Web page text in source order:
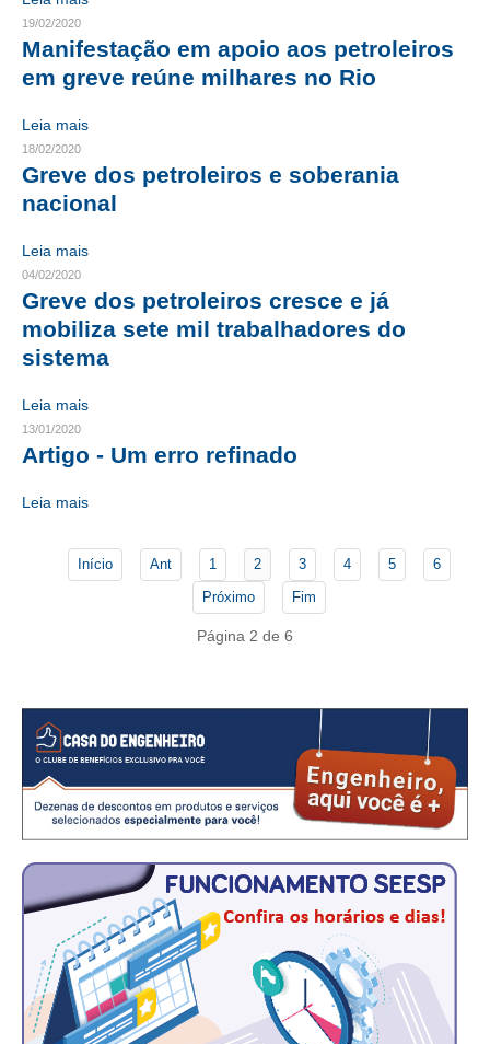
CONTATO
CURSOS
ENGENHEIRO EMPREENDEDOR
SEESP EDUCAÇÃO
APOSENTADORIA
CONVÊNIOS
PLANO DE SAÚDE
SEESPPREV
COMUNICAÇÃO
CONTEÚDO ESPECIAL
JORNAL DO ENGENHEIRO
AGENDA
NOTÍCIAS NO WHATSAPP
FOTOS
PUBLICAÇÕES
PUBLICIDADE
19/02/2020
Manifestação em apoio aos petroleiros
em greve reúne milhares no Rio
Leia mais
18/02/2020
Greve dos petroleiros e soberania
nacional
Leia mais
04/02/2020
Greve dos petroleiros cresce e já
mobiliza sete mil trabalhadores do
sistema
Leia mais
13/01/2020
Artigo - Um erro refinado
Leia mais
Início Ant 1 2 3 4 5
6
Próximo
Fim
Página 2 de 6